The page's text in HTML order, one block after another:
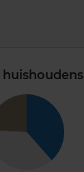
huishoudens